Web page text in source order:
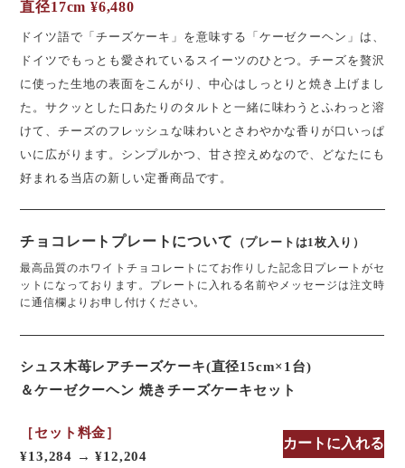
直径17cm ¥6,480
ドイツ語で「チーズケーキ」を意味する「ケーゼクーヘン」は、
ドイツでもっとも愛されているスイーツのひとつ。チーズを贅沢
に使った生地の表面をこんがり、中心はしっとりと焼き上げまし
た。サクッとした口あたりのタルトと一緒に味わうとふわっと溶
けて、チーズのフレッシュな味わいとさわやかな香りが口いっぱ
いに広がります。シンプルかつ、甘さ控えめなので、どなたにも
好まれる当店の新しい定番商品です。
チョコレートプレートについて （プレートは1枚入り）
最高品質のホワイトチョコレートにてお作りした記念日プレートがセ
ットになっております。プレートに入れる名前やメッセージは注文時
に通信欄よりお申し付けください。
シュス木苺レアチーズケーキ(直径15cm×1台)
＆ケーゼクーヘン 焼きチーズケーキセット
［セット料金］
¥13,284 → ¥12,204
カートに入れる